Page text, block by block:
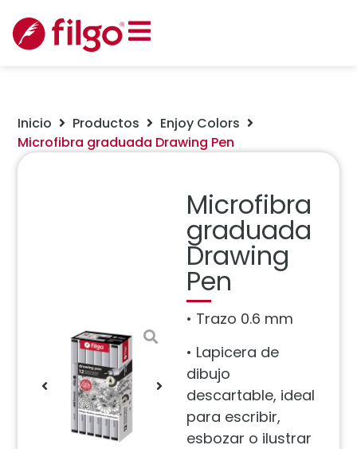
Inicio Productos
Enjoy Colors
Microfibra graduada Drawing Pen
Microfibra
graduada
Drawing
Pen
• Trazo 0.6 mm
• Lapicera de
dibujo
descartable, ideal
para escribir,
esbozar o ilustrar